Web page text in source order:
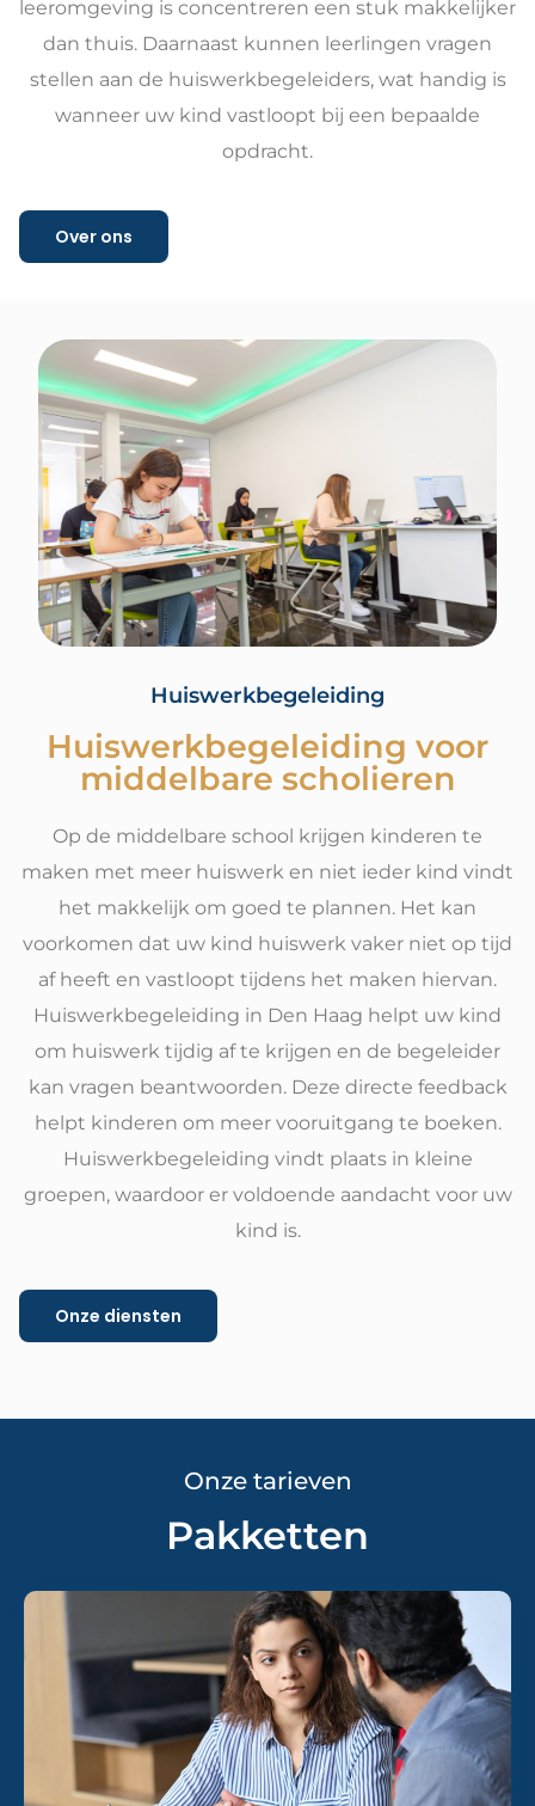
leeromgeving is concentreren een stuk makkelijker
dan thuis. Daarnaast kunnen leerlingen vragen
stellen aan de huiswerkbegeleiders, wat handig is
wanneer uw kind vastloopt bij een bepaalde
opdracht.
Over ons
Huiswerkbegeleiding
Huiswerkbegeleiding voor
middelbare scholieren
Op de middelbare school krijgen kinderen te
maken met meer huiswerk en niet ieder kind vindt
het makkelijk om goed te plannen. Het kan
voorkomen dat uw kind huiswerk vaker niet op tijd
af heeft en vastloopt tijdens het maken hiervan.
Huiswerkbegeleiding in Den Haag helpt uw kind
om huiswerk tijdig af te krijgen en de begeleider
kan vragen beantwoorden. Deze directe feedback
helpt kinderen om meer vooruitgang te boeken.
Huiswerkbegeleiding vindt plaats in kleine
groepen, waardoor er voldoende aandacht voor uw
kind is.
Onze diensten
Onze tarieven
Pakketten